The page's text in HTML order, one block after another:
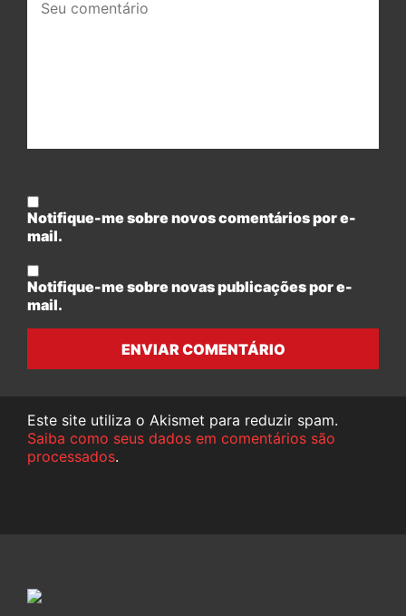
comentário:
Notifique-me sobre novos comentários por e-
mail.
Notifique-me sobre novas publicações por e-
mail.
ENVIAR COMENTÁRIO
Este site utiliza o Akismet para reduzir spam.
Saiba como seus dados em comentários são
processados.